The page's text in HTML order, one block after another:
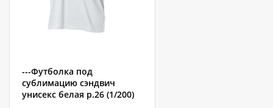
---Футболка под
сублимацию сэндвич
унисекс белая р.26 (1/200)